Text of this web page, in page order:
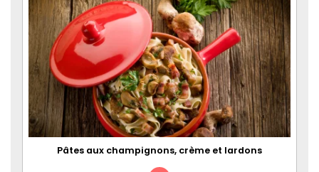
Pâtes aux champignons, crème et lardons